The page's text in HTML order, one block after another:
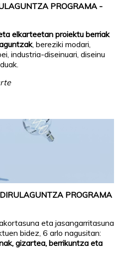
PROGRAMA -
elkarteetan proiektu berriak
, bereziki modari,
industria-diseinuari, diseinu
PROGRAMA
eta jasangarritasuna
bidez, 6 arlo nagusitan:
gizartea, berrikuntza eta